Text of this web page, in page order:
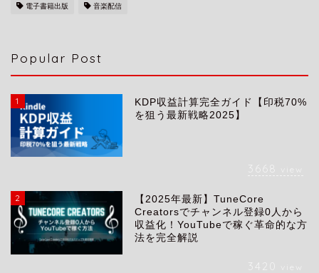
電子書籍出版 音楽配信
Popular Post
1
KDP収益計算完全ガイド【印税70%
を狙う最新戦略2025】
3668 view
2
【2025年最新】TuneCore
Creatorsでチャンネル登録0人から
収益化！YouTubeで稼ぐ革命的な方
法を完全解説
3420 view
会社概要